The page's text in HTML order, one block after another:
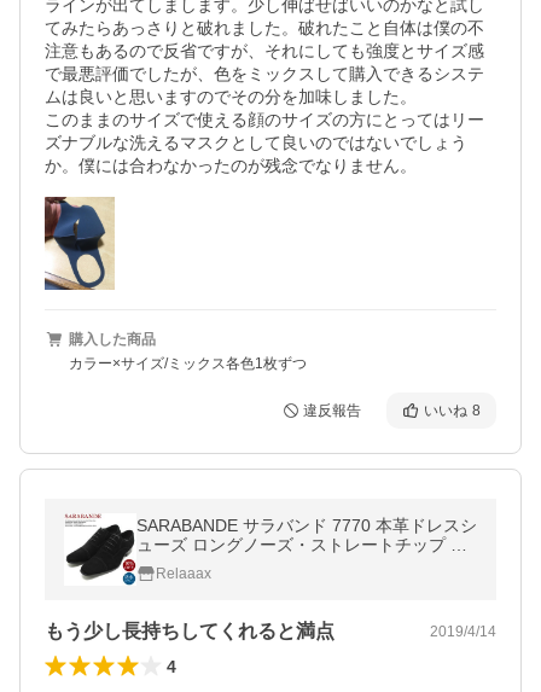
ラインが出てしまします。少し伸ばせばいいのかなと試し
てみたらあっさりと破れました。破れたこと自体は僕の不
注意もあるので反省ですが、それにしても強度とサイズ感
で最悪評価でしたが、色をミックスして購入できるシステ
ムは良いと思いますのでその分を加味しました。
このままのサイズで使える顔のサイズの方にとってはリー
ズナブルな洗えるマスクとして良いのではないでしょう
か。僕には合わなかったのが残念でなりません。
購入した商品
カラー×サイズ/ミックス各色1枚ずつ
違反報告 いいね 8
SARABANDE サラバンド 7770 本革ドレスシ
ューズ ロングノーズ・ストレートチップ ブ
ラックスエードレザー内羽 革靴 チゼルトゥ
ビジネス 仕事用 メンズ 大きいサ
Relaaax
もう少し長持ちしてくれると満点 2019/4/14
4